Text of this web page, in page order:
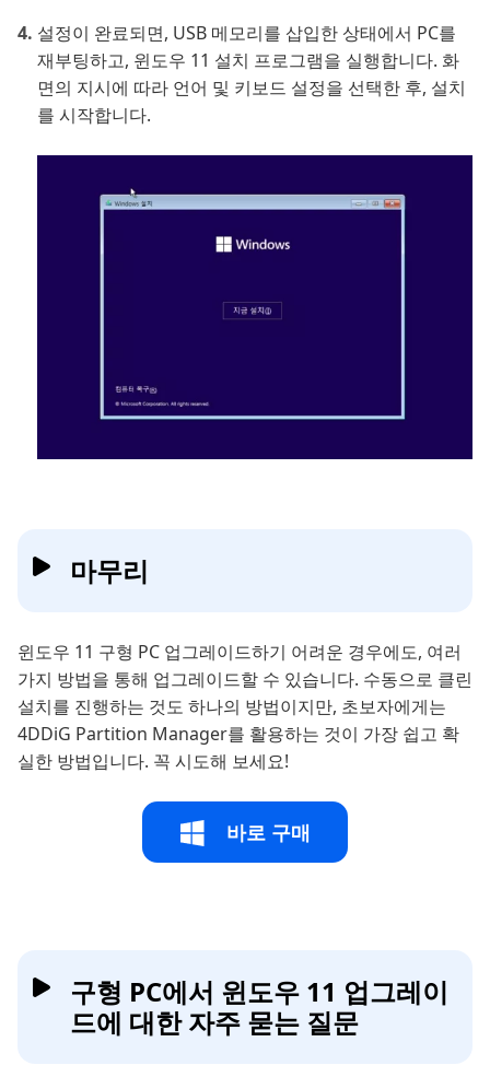
설정이 완료되면, USB 메모리를 삽입한 상태에서 PC를
재부팅하고, 윈도우 11 설치 프로그램을 실행합니다. 화
면의 지시에 따라 언어 및 키보드 설정을 선택한 후, 설치
를 시작합니다.
마무리
윈도우 11 구형 PC 업그레이드하기 어려운 경우에도, 여러
가지 방법을 통해 업그레이드할 수 있습니다. 수동으로 클린
설치를 진행하는 것도 하나의 방법이지만, 초보자에게는
4DDiG Partition Manager를 활용하는 것이 가장 쉽고 확
실한 방법입니다. 꼭 시도해 보세요!
바로 구매
구형 PC에서 윈도우 11 업그레이
드에 대한 자주 묻는 질문